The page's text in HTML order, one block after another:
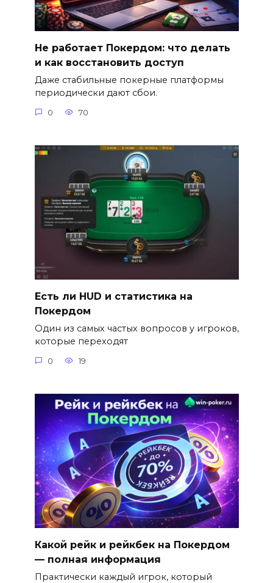
Не работает Покердом: что делать
и как восстановить доступ
Даже стабильные покерные платформы
периодически дают сбои.
0 70
Есть ли HUD и статистика на
Покердом
Один из самых частых вопросов у игроков,
которые переходят
0 19
Какой рейк и рейкбек на Покердом
— полная информация
Практически каждый игрок, который